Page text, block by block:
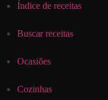
Índice de receitas
Buscar receitas
Ocasiões
Cozinhas